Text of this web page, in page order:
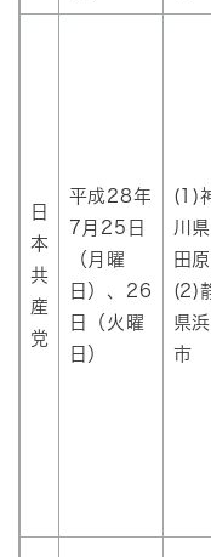
日
本
共
産
党
平成28年
7月25日
（月曜
日）、26
日（火曜
日）
(1)
川
田
(2)
県
市